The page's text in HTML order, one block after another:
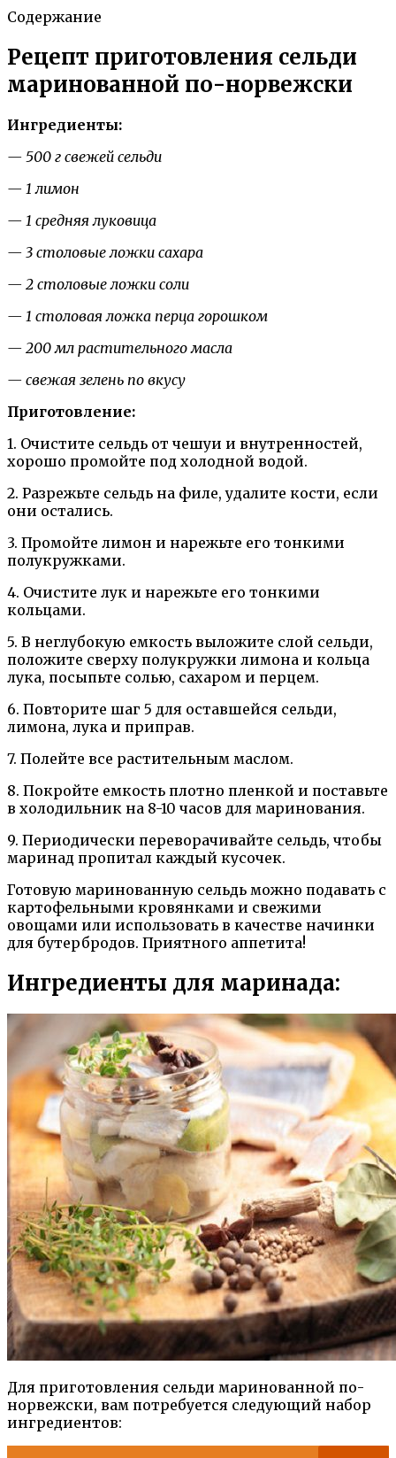
Содержание
Рецепт приготовления сельди
маринованной по-норвежски
Ингредиенты:
— 500 г свежей сельди
— 1 лимон
— 1 средняя луковица
— 3 столовые ложки сахара
— 2 столовые ложки соли
— 1 столовая ложка перца горошком
— 200 мл растительного масла
— свежая зелень по вкусу
Приготовление:
1. Очистите сельдь от чешуи и внутренностей,
хорошо промойте под холодной водой.
2. Разрежьте сельдь на филе, удалите кости, если
они остались.
3. Промойте лимон и нарежьте его тонкими
полукружками.
4. Очистите лук и нарежьте его тонкими
кольцами.
5. В неглубокую емкость выложите слой сельди,
положите сверху полукружки лимона и кольца
лука, посыпьте солью, сахаром и перцем.
6. Повторите шаг 5 для оставшейся сельди,
лимона, лука и приправ.
7. Полейте все растительным маслом.
8. Покройте емкость плотно пленкой и поставьте
в холодильник на 8-10 часов для маринования.
9. Периодически переворачивайте сельдь, чтобы
маринад пропитал каждый кусочек.
Готовую маринованную сельдь можно подавать с
картофельными кровянками и свежими
овощами или использовать в качестве начинки
для бутербродов. Приятного аппетита!
Ингредиенты для маринада:
Для приготовления сельди маринованной по-
норвежски, вам потребуется следующий набор
ингредиентов: